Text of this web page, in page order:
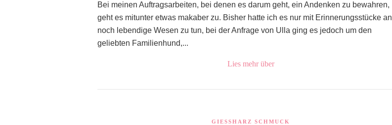
Bei meinen Auftragsarbeiten, bei denen es darum geht, ein Andenken zu bewahren,
geht es mitunter etwas makaber zu. Bisher hatte ich es nur mit Erinnerungsstücke an
noch lebendige Wesen zu tun, bei der Anfrage von Ulla ging es jedoch um den
geliebten Familienhund,...
Lies mehr über
GIESSHARZ SCHMUCK